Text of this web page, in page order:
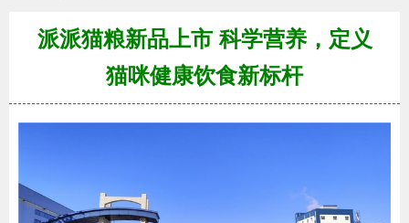
派派猫粮新品上市 科学营养，定义
猫咪健康饮食新标杆